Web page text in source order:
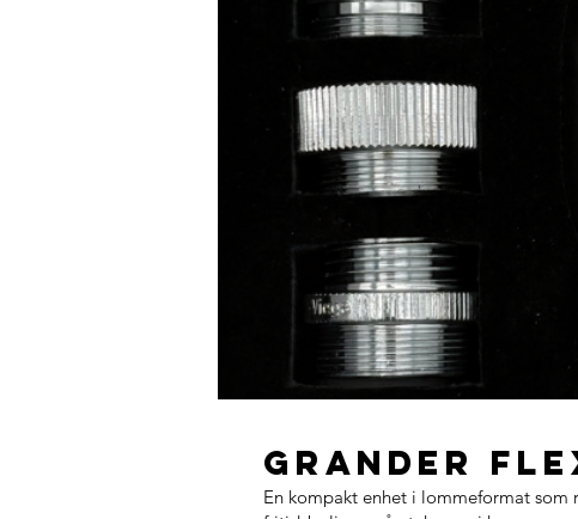
GRANDER
En kompakt enhet i lommeformat som